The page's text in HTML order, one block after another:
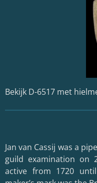
Bekijk D-6517 met
Jan van Cassij was a
guild examination on
active from 1720